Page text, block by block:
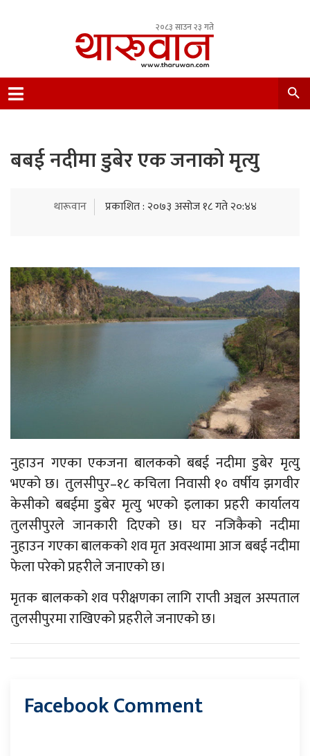
२०८३ साउन २३ गते
Nepal.
बबई नदीमा डुबेर एक जनाको मृत्यु
थारूवान प्रकाशित : २०७३ असोज १८ गते २०:४४
नुहाउन गएका एकजना बालकको बबई नदीमा डुबेर मृत्यु
भएको छ। तुलसीपुर–१८ कचिला निवासी १० वर्षीय झगवीर
केसीको बबईमा डुबेर मृत्यु भएको इलाका प्रहरी कार्यालय
तुलसीपुरले जानकारी दिएको छ। घर नजिकैको नदीमा
नुहाउन गएका बालकको शव मृत अवस्थामा आज बबई नदीमा
फेला परेको प्रहरीले जनाएको छ।
मृतक बालकको शव परीक्षणका लागि राप्ती अञ्चल अस्पताल
तुलसीपुरमा राखिएको प्रहरीले जनाएको छ।
Facebook Comment